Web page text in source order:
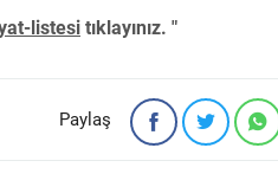
listesi tıklayınız. "
Paylaş